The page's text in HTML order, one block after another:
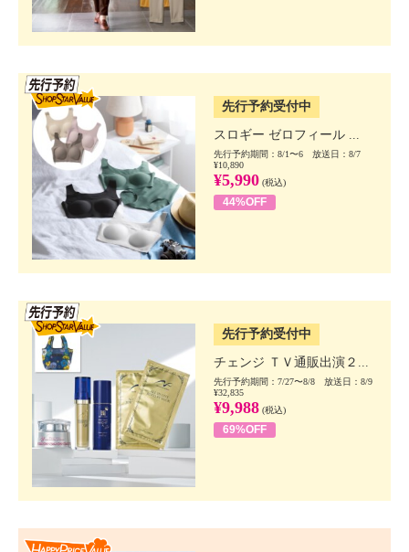
先行予約受付中
スロギー ゼロフィール ...
先行予約期間：8/1〜6 放送日：8/7
¥10,890
¥5,990 (税込)
44%OFF
先行予約受付中
チェンジ ＴＶ通販出演２...
先行予約期間：7/27〜8/8 放送日：8/9
¥32,835
¥9,988 (税込)
69%OFF